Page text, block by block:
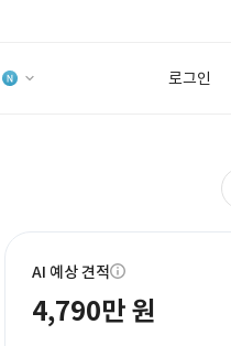
로그인
‘이런 거’ 만들어본
개발 회사 있어?
바로가기
AI 예상 견적
4,790만 원